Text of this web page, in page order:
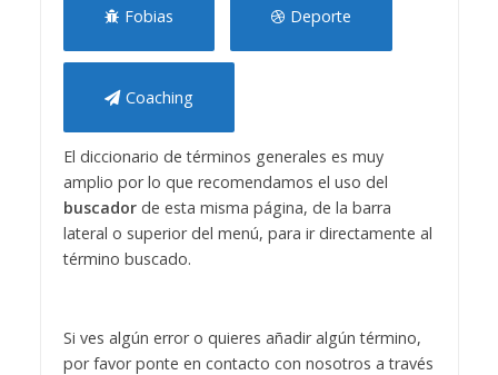
Fobias Deporte
Coaching
El diccionario de términos generales es muy
amplio por lo que recomendamos el uso del
buscadorde esta misma página, de la barra
lateral o superior del menú, para ir directamente al
término buscado.
Si ves algún error o quieres añadir algún término,
por favor ponte en contacto con nosotros a través